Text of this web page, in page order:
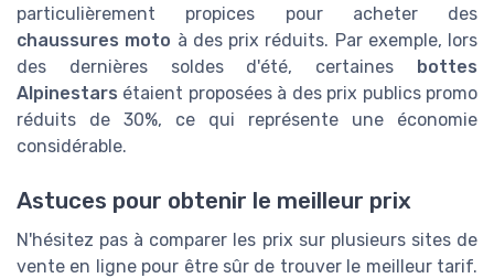
particulièrement propices pour acheter des
chaussures moto à des prix réduits. Par exemple, lors
des dernières soldes d'été, certaines
bottes
Alpinestars étaient proposées à des prix publics promo
réduits de 30%, ce qui représente une économie
considérable.
Astuces pour obtenir le meilleur prix
N'hésitez pas à comparer les prix sur plusieurs sites de
vente en ligne pour être sûr de trouver le meilleur tarif.